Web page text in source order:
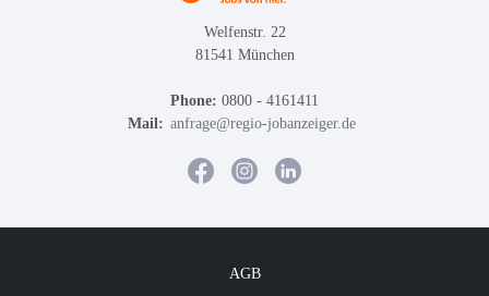
Welfenstr. 22
81541 München
Phone: 0800 - 4161411
Mail: anfrage@regio-jobanzeiger.de
AGB